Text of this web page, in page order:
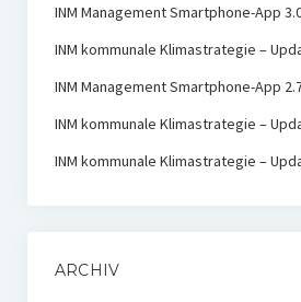
INM Management Smartphone-App
INM kommunale Klimastrategie –
INM Management Smartphone-App
INM kommunale Klimastrategie –
INM kommunale Klimastrategie –
ARCHIV